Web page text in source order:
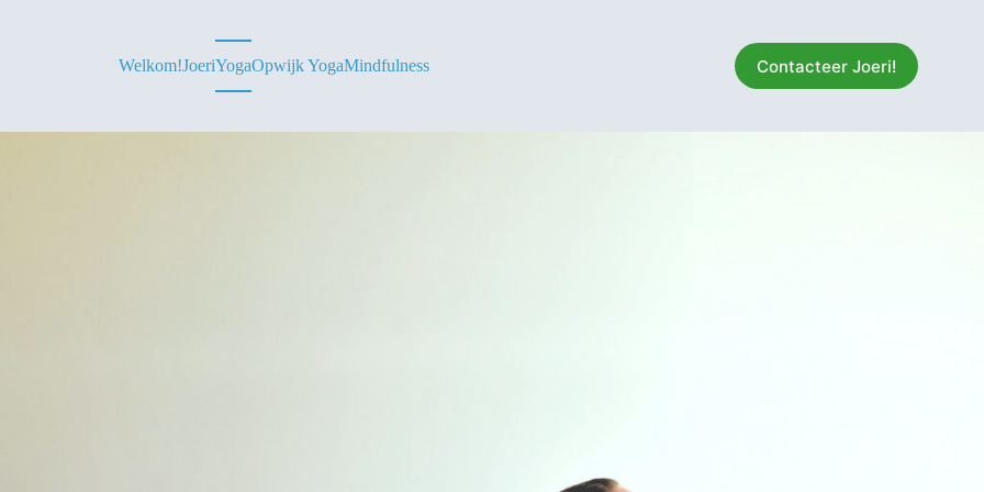
Welkom!JoeriYogaOpwijk YogaMindfulness Contacteer Joeri!